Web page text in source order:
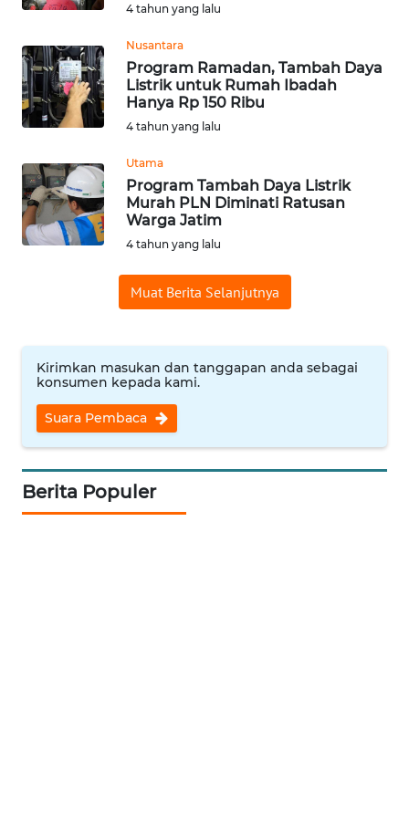
4 tahun yang lalu
Nusantara
Program Ramadan, Tambah Daya
Listrik untuk Rumah Ibadah
Hanya Rp 150 Ribu
4 tahun yang lalu
Utama
Program Tambah Daya Listrik
Murah PLN Diminati Ratusan
Warga Jatim
4 tahun yang lalu
Muat Berita Selanjutnya
Kirimkan masukan dan tanggapan anda sebagai
konsumen kepada kami.
Suara Pembaca
Berita Populer
SUMEDANG
WN
CIANJUR
WN
KEPULAUAN
SERIBU
WN
WN
CIREBON
WN
INDRAMAYU
WN